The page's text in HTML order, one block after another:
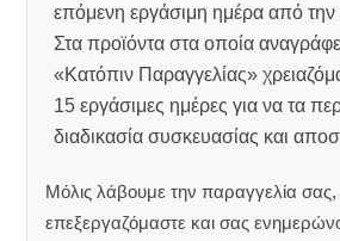
επόμενη εργάσιμη ημέρα από
Στα προϊόντα στα οποία
«Κατόπιν Παραγγελίας»
15 εργάσιμες ημέρες για να τα
διαδικασία συσκευασίας και
Μόλις λάβουμε την παραγγελία σας,
επεξεργαζόμαστε και σας